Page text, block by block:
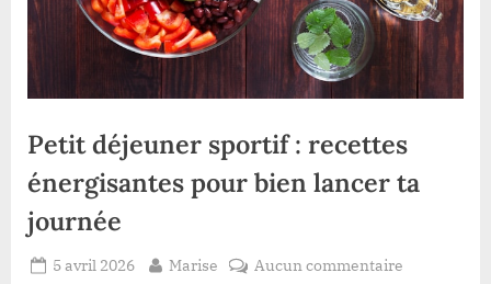
Petit déjeuner sportif : recettes
énergisantes pour bien lancer ta
journée
Posted
5 avril 2026 By
Marise Aucun commentairesur